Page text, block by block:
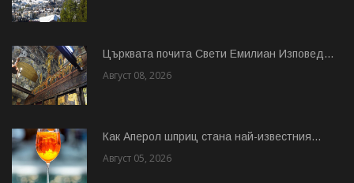
Църквата почита Свeти Емилиан Изповед...
Август 08, 2026
Как Аперол шприц стана най-известния...
Август 05, 2026